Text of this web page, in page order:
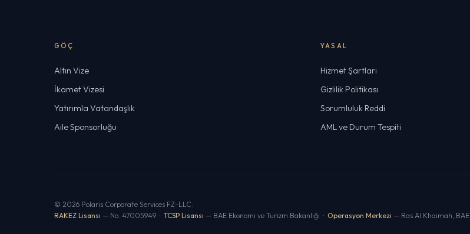
GÖÇ
Altın Vize
İkamet Vizesi
Yatırımla Vatandaşlık
Aile Sponsorluğu
YASAL
Hizmet Şartları
Gizlilik Politikası
Sorumluluk Reddi
AML ve Durum Tespiti
© 2026 Polaris Corporate Services FZ-LLC.
RAKEZ Lisansı — No. 47005949 · TCSP Lisansı — BAE Ekonomi ve Turizm Bakanlığı · Operasyon Merkezi — Ras Al Khaimah, BAE